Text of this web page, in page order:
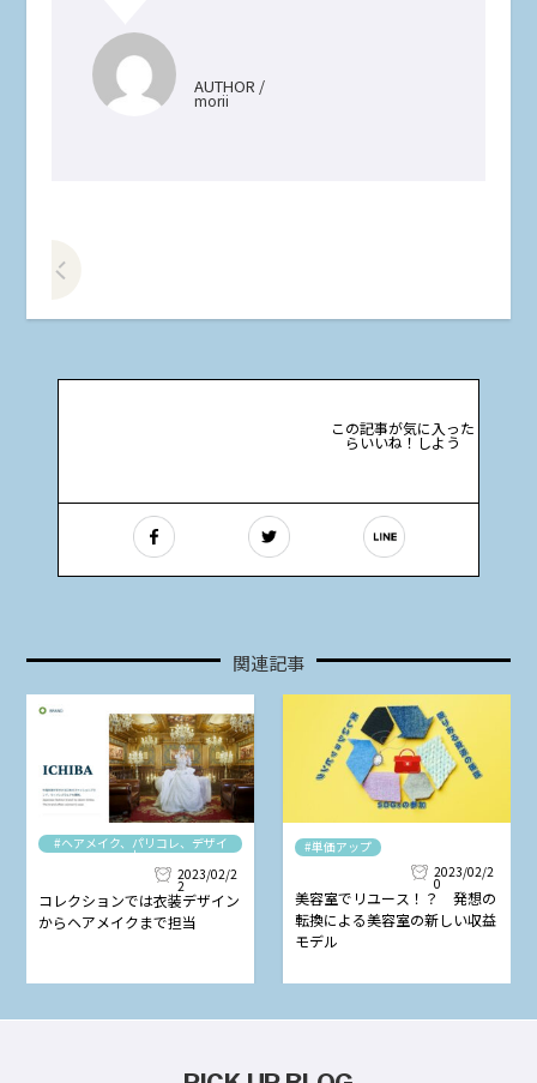
AUTHOR /
morii
この記事が気に入った
らいいね！しよう
関連記事
#ヘアメイク、パリコレ、デザイ
ナー
2023/02/2
2
コレクションでは衣装デザイン
からヘアメイクまで担当
#単価アップ
2023/02/2
0
美容室でリユース！？ 発想の
転換による美容室の新しい収益
モデル